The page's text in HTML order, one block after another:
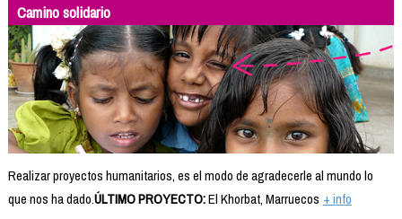
Camino solidario
Realizar proyectos humanitarios, es el modo de agradecerle al mundo lo
que nos ha dado.ÚLTIMO PROYECTO:El Khorbat, Marruecos + info